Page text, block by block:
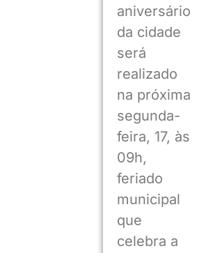
aniversário
da cidade
será
realizado
na próxima
segunda-
feira, 17, às
09h,
feriado
municipal
que
celebra a